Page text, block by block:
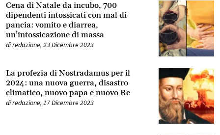
Cena di Natale da incubo, 700
dipendenti intossicati con mal di
pancia: vomito e diarrea,
un’intossicazione di massa
diredazione, 23 Dicembre 2023
La profezia di Nostradamus per il
2024: una nuova guerra, disastro
climatico, nuovo papa e nuovo Re
diredazione, 17 Dicembre 2023